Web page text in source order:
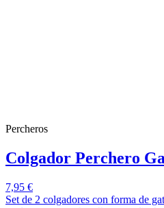
Percheros
Colgador Perchero
7,95 €
Set de 2 colgadores con forma de